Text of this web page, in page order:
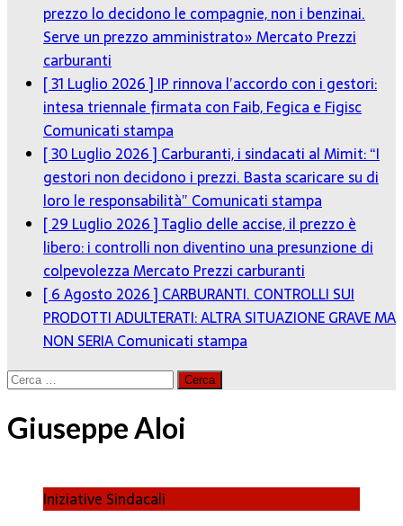
prezzo lo decidono le compagnie, non i benzinai.
Serve un prezzo amministrato»Mercato Prezzi
carburanti
[ 31 Luglio 2026 ]IP rinnova l’accordo con i gestori:
intesa triennale firmata con Faib, Fegica e Figisc
Comunicati stampa
[ 30 Luglio 2026 ]Carburanti, i sindacati al Mimit: “I
gestori non decidono i prezzi. Basta scaricare su di
loro le responsabilità”Comunicati stampa
[ 29 Luglio 2026 ]Taglio delle accise, il prezzo è
libero: i controlli non diventino una presunzione di
colpevolezzaMercato Prezzi carburanti
[ 6 Agosto 2026 ]CARBURANTI. CONTROLLI SUI
PRODOTTI ADULTERATI: ALTRA SITUAZIONE GRAVE MA
NON SERIAComunicati stampa
Ricerca
Giuseppe Aloi
Iniziative Sindacali